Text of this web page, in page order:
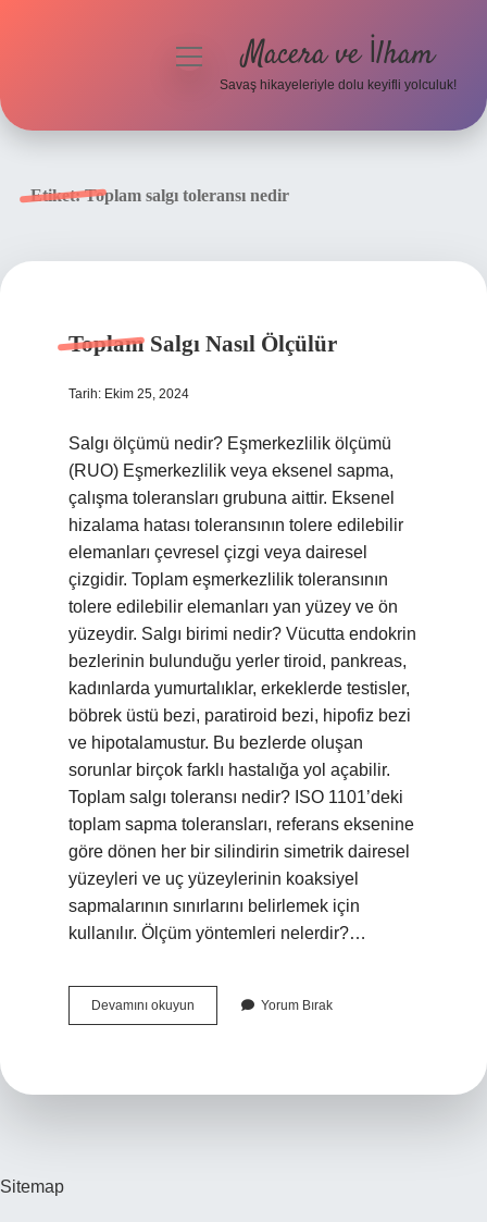
menüyüMacera ve İlham
Savaş hikayeleriyle dolu keyifli yolculuk!
Etiket:Toplam salgı toleransı nedir
Toplam Salgı Nasıl Ölçülür
Tarih: Ekim 25, 2024
Salgı ölçümü nedir? Eşmerkezlilik ölçümü
(RUO) Eşmerkezlilik veya eksenel sapma,
çalışma toleransları grubuna aittir. Eksenel
hizalama hatası toleransının tolere edilebilir
elemanları çevresel çizgi veya dairesel
çizgidir. Toplam eşmerkezlilik toleransının
tolere edilebilir elemanları yan yüzey ve ön
yüzeydir. Salgı birimi nedir? Vücutta endokrin
bezlerinin bulunduğu yerler tiroid, pankreas,
kadınlarda yumurtalıklar, erkeklerde testisler,
böbrek üstü bezi, paratiroid bezi, hipofiz bezi
ve hipotalamustur. Bu bezlerde oluşan
sorunlar birçok farklı hastalığa yol açabilir.
Toplam salgı toleransı nedir? ISO 1101’deki
toplam sapma toleransları, referans eksenine
göre dönen her bir silindirin simetrik dairesel
yüzeyleri ve uç yüzeylerinin koaksiyel
sapmalarının sınırlarını belirlemek için
kullanılır. Ölçüm yöntemleri nelerdir?…
Devamını okuyun
Salgı
Yorum Bırak
Sitemap